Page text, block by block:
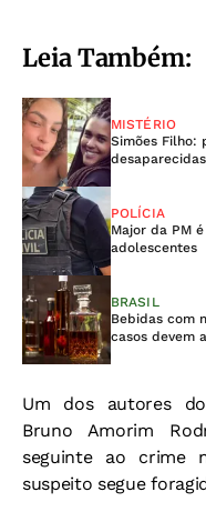
Leia Também:
MISTÉRIO
Simões Filho:
desaparecidas
POLÍCIA
Major da PM
adolescentes
BRASIL
Bebidas com
casos devem
Um dos autores
Bruno Amorim
seguinte ao crime
suspeito segue